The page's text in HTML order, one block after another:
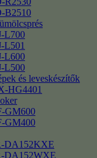
B2510
L700
L501
L600
L500
és leveskészítők
HG4401
GM600
GM400
DA152KXE
DA152WXE